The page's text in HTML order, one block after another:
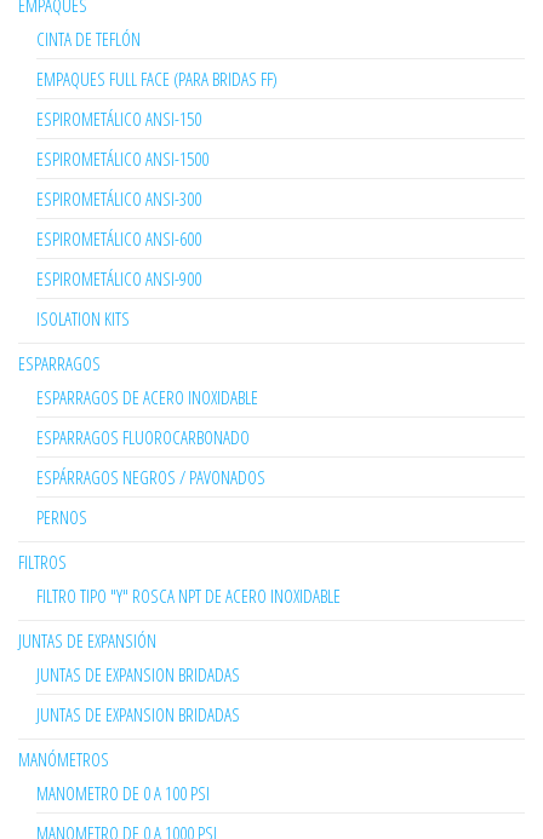
EMPAQUES
CINTA DE TEFLÓN
EMPAQUES FULL FACE (PARA BRIDAS FF)
ESPIROMETÁLICO ANSI-150
ESPIROMETÁLICO ANSI-1500
ESPIROMETÁLICO ANSI-300
ESPIROMETÁLICO ANSI-600
ESPIROMETÁLICO ANSI-900
ISOLATION KITS
ESPARRAGOS
ESPARRAGOS DE ACERO INOXIDABLE
ESPARRAGOS FLUOROCARBONADO
ESPÁRRAGOS NEGROS / PAVONADOS
PERNOS
FILTROS
FILTRO TIPO "Y" ROSCA NPT DE ACERO INOXIDABLE
JUNTAS DE EXPANSIÓN
JUNTAS DE EXPANSION BRIDADAS
JUNTAS DE EXPANSION BRIDADAS
MANÓMETROS
MANOMETRO DE 0 A 100 PSI
MANOMETRO DE 0 A 1000 PSI